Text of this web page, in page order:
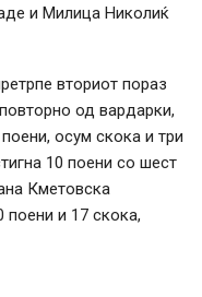
и Милица Николиќ
вториот пораз
од вардарки,
осум скока и три
10 поени со шест
Кметовска
поени и 17 скока,